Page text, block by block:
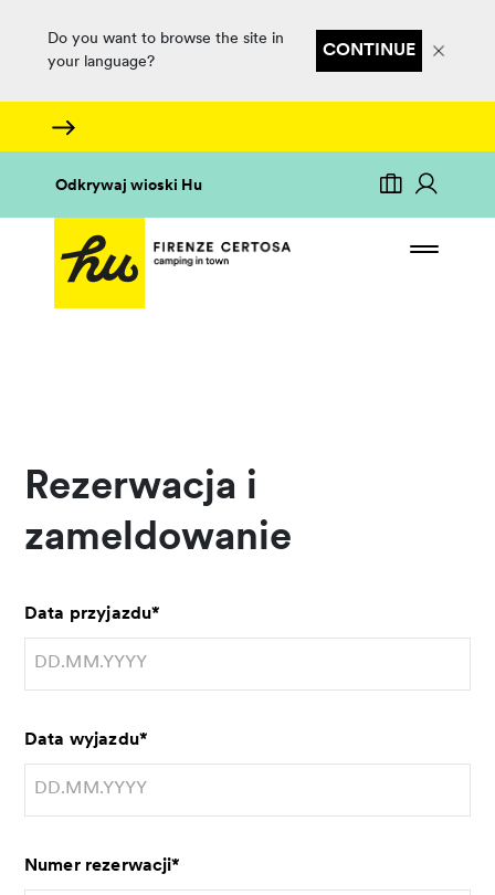
Do you want to browse the site in
your language?
CONTINUE
Odkrywaj wioski Hu
Rezerwacja i
zameldowanie
Data przyjazdu*
Data wyjazdu*
Numer rezerwacji*